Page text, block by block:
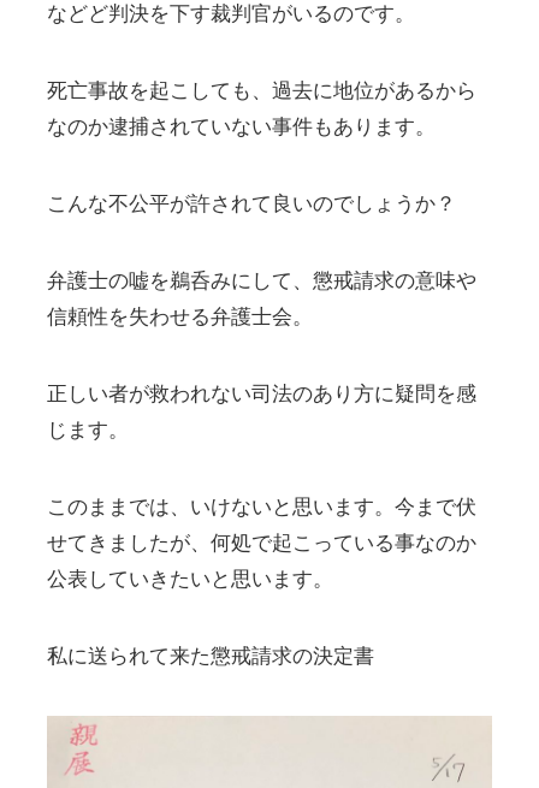
などど判決を下す裁判官がいるのです。
死亡事故を起こしても、過去に地位があるから
なのか逮捕されていない事件もあります。
こんな不公平が許されて良いのでしょうか？
弁護士の嘘を鵜呑みにして、懲戒請求の意味や
信頼性を失わせる弁護士会。
正しい者が救われない司法のあり方に疑問を感
じます。
このままでは、いけないと思います。今まで伏
せてきましたが、何処で起こっている事なのか
公表していきたいと思います。
私に送られて来た懲戒請求の決定書